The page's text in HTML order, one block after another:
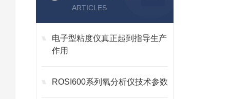
ARTICLES
电子型粘度仪真正起到指导生产
作用
ROSI600系列氧分析仪技术参数